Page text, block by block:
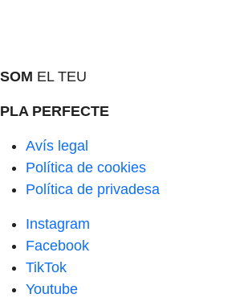
SOM EL TEU
PLA PERFECTE
Avís legal
Política de cookies
Política de privadesa
Instagram
Facebook
TikTok
Youtube